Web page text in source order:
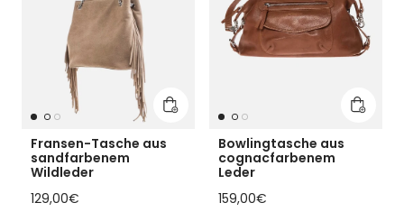
In den Warenkorb legen
Fransen-Tasche aus
sandfarbenem
Wildleder
Regulärer Preis
129,00€
In den
Bowlingtasche aus
cognacfarbenem
Leder
Regulärer Preis
159,00€